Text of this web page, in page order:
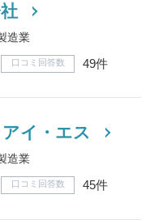
造業
口コミ回答数 49件
イ・エス
造業
口コミ回答数 45件